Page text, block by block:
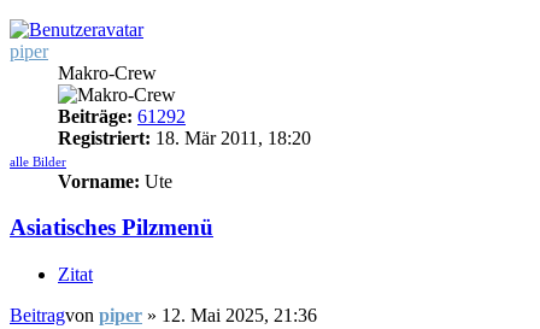
piper
Makro-Crew
Beiträge: 61292
Registriert: 18. Mär 2011, 18:20
alle Bilder
Vorname: Ute
Asiatisches Pilzmenü
Zitat
Beitragvon piper » 12. Mai 2025, 21:36